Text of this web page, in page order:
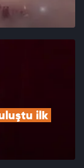
ilk